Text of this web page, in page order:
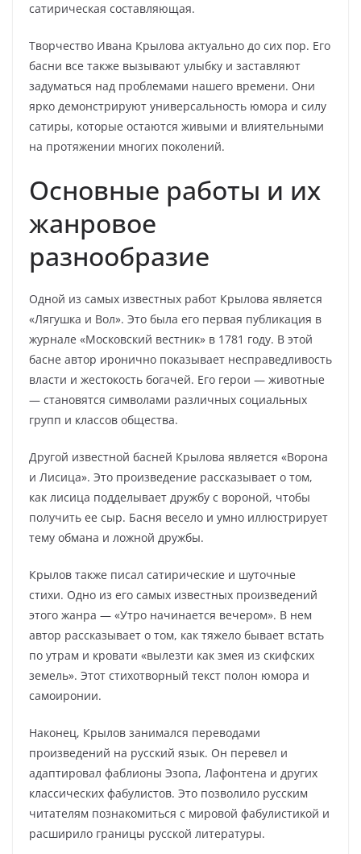
сатирическая составляющая.
Творчество Ивана Крылова актуально до сих пор. Его
басни все также вызывают улыбку и заставляют
задуматься над проблемами нашего времени. Они
ярко демонстрируют универсальность юмора и силу
сатиры, которые остаются живыми и влиятельными
на протяжении многих поколений.
Основные работы и их
жанровое
разнообразие
Одной из самых известных работ Крылова является
«Лягушка и Вол». Это была его первая публикация в
журнале «Московский вестник» в 1781 году. В этой
басне автор иронично показывает несправедливость
власти и жестокость богачей. Его герои — животные
— становятся символами различных социальных
групп и классов общества.
Другой известной басней Крылова является «Ворона
и Лисица». Это произведение рассказывает о том,
как лисица подделывает дружбу с вороной, чтобы
получить ее сыр. Басня весело и умно иллюстрирует
тему обмана и ложной дружбы.
Крылов также писал сатирические и шуточные
стихи. Одно из его самых известных произведений
этого жанра — «Утро начинается вечером». В нем
автор рассказывает о том, как тяжело бывает встать
по утрам и кровати «вылезти как змея из скифских
земель». Этот стихотворный текст полон юмора и
самоиронии.
Наконец, Крылов занимался переводами
произведений на русский язык. Он перевел и
адаптировал фаблионы Эзопа, Лафонтена и других
классических фабулистов. Это позволило русским
читателям познакомиться с мировой фабулистикой и
расширило границы русской литературы.